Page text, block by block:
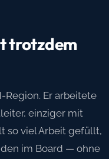
trotzdem
Region. Er arbeitete
einziger mit
so viel Arbeit gefüllt,
im Board — ohne